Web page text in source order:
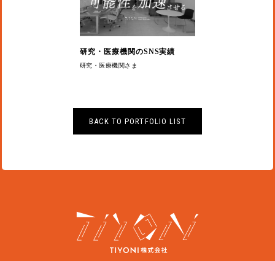
研究・医療機関のSNS実績
研究・医療機関さま
BACK TO PORTFOLIO LIST